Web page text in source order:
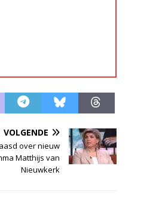
VOLGENDE
over nieuw
Matthijs van
Nieuwkerk